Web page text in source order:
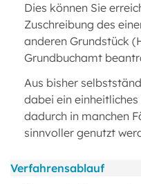
Dies können Sie
Zuschreibung des
anderen Grundstück
Grundbuchamt
Aus bisher
dabei ein
dadurch in manchen
sinnvoller genutzt
Verfahrensablauf